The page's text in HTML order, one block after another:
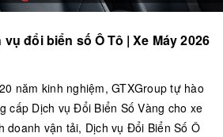
vụ đổi biển số Ô Tô | Xe Máy 2026
năm kinh nghiệm, GTXGroup tự hào
cấp Dịch vụ Đổi Biển Số Vàng cho xe
doanh vận tải, Dịch vụ Đổi Biển Số Ô